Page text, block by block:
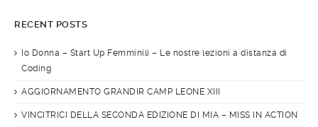
RECENT POSTS
Io Donna – Start Up Femminili – Le nostre lezioni a distanza di
Coding
AGGIORNAMENTO GRANDIR CAMP LEONE XIII
VINCITRICI DELLA SECONDA EDIZIONE DI MIA – MISS IN ACTION